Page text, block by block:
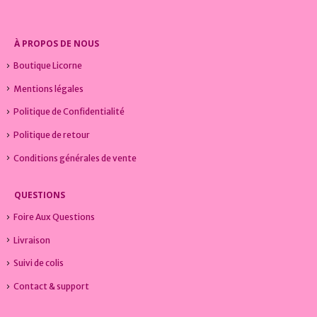
À PROPOS DE NOUS
Boutique Licorne
Mentions légales
Politique de Confidentialité
Politique de retour
Conditions générales de vente
QUESTIONS
Foire Aux Questions
Livraison
Suivi de colis
Contact & support